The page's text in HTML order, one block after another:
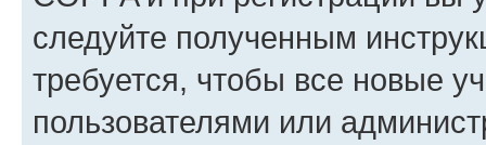
следуйте полученным
требуется, чтобы все новые
пользователями или